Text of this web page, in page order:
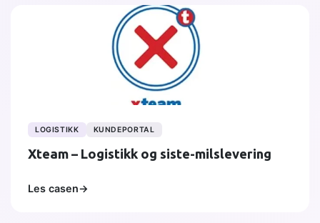
LOGISTIKK KUNDEPORTAL
Xteam – Logistikk og siste-milslevering
Les casen→